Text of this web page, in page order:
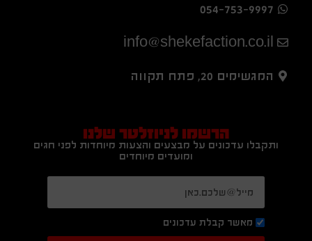
054-753-9997
info@shekefaction.co.il
המגשימים 20, פתח תקווה
הרשמו לניוזלטר שלנו
ותקבלו עדכונים על מבצעים והצעות מיוחדות לפני חגים
ומועדים מיוחדים
מאשר קבלת עדכונים